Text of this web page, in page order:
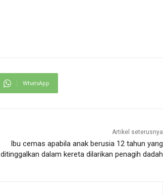
WhatsApp
Artikel seterusnya
Ibu cemas apabila anak berusia 12 tahun yang
ditinggalkan dalam kereta dilarikan penagih dadah